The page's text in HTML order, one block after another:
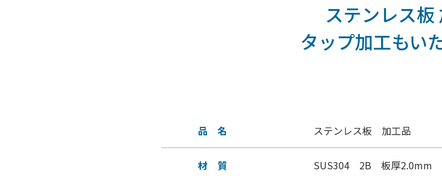
ステンレス板
タップ加工もい
品 名 ステンレス板 加工品
材 質 SUS304 2B 板厚2.0mm